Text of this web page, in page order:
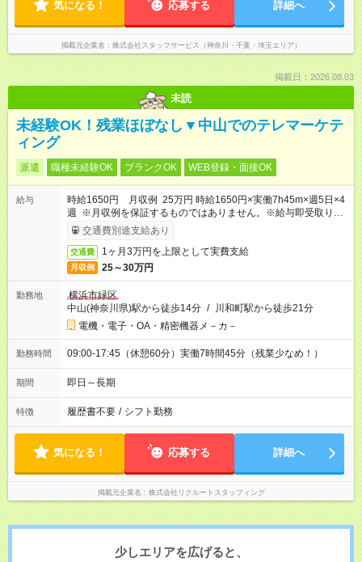
気になる！ 応募する 詳細へ
掲載元企業名 株式会社スタッフサービス（神奈川・千葉・埼玉エリア）
掲載日：2026.08.03
未読
未経験OK！残業ほぼなし▼中山でのテレマーケテ
ィング
派遣 職種未経験OK ブランクOK WEB登録・面接OK
給与
時給1650円 月収例 25万円 時給1650円×実働7h45m×週5日×4
週 ※月収例を保証するものではありません。※給与即受取りサ
ービス利用可（利用条件有）
交通費別途支給あり
交通費 1ヶ月3万円を上限として実費支給
月収例 25～30万円
勤務地
横浜市緑区
中山(神奈川県)駅から徒歩14分 / 川和町駅から徒歩21分
電機・電子・OA・精密機器メ－カ－
勤務時間 09:00-17:45（休憩60分）実働7時間45分（残業少なめ！）
期間 即日～長期
特徴 履歴書不要 / シフト勤務
気になる！ 応募する 詳細へ
掲載元企業名 株式会社リクルートスタッフィング
少しエリアを広げると、